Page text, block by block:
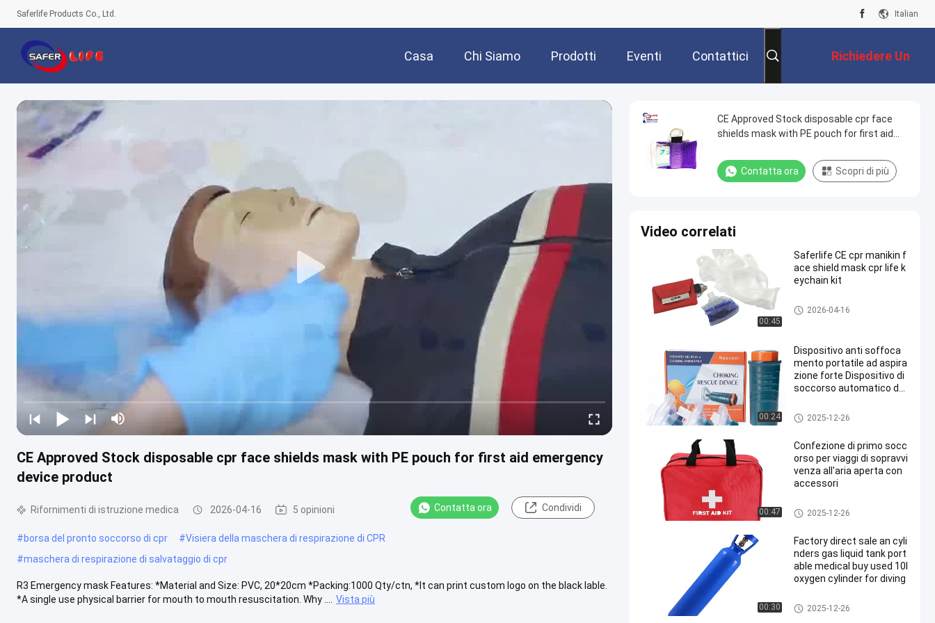
Saferlife Products Co., Ltd. Italian
Casa Chi Siamo Prodotti Eventi Contattici Richiedere Un
Preventivo
CE Approved Stock disposable cpr face shields mask with PE pouch for first aid emergency
device product
Rifornimenti di istruzione medica 2026-04-16 5 opinioni Contatta ora Condividi
#borsa del pronto soccorso di cpr #Visiera della maschera di respirazione di CPR
#maschera di respirazione di salvataggio di cpr
R3 Emergency mask Features: *Material and Size: PVC, 20*20cm *Packing:1000 Qty/ctn, *It can print custom logo on the black lable.
*A single use physical barrier for mouth to mouth resuscitation. Why ....
Vista più
CE Approved Stock disposable cpr face
shields mask with PE pouch for first aid
Contatta ora Scopri di più
Video correlati
00:45
Saferlife CE cpr manikin f
ace shield mask cpr life k
eychain kit
Rifornimenti di istruzione med
ica
2026-04-16
00:24
Dispositivo anti soffoca
mento portatile ad aspira
zione forte Dispositivo di
soccorso automatico da
ni e adulti con 3 mascher
e
Rifornimenti di istruzione med
ica
2025-12-26
00:47
Confezione di primo socc
orso per viaggi di sopravvi
venza all'aria aperta con
accessori
Kit di pronto soccorso da viag
gio
2025-12-26
00:30
Factory direct sale an cyli
nders gas liquid tank port
able medical buy used 10l
oxygen cylinder for diving
Rifornimenti medici di Homec
are
2025-12-26